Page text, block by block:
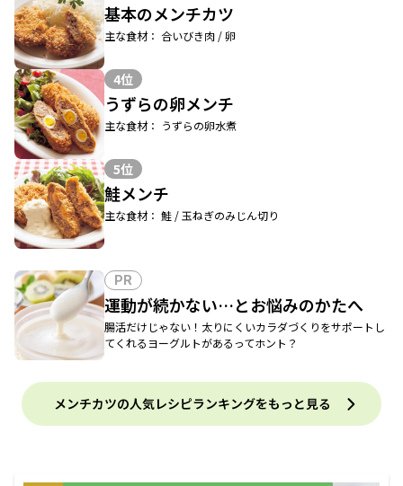
基本のメンチカツ
主な食材： 合いびき肉 / 卵
4位
うずらの卵メンチ
主な食材： うずらの卵水煮
5位
鮭メンチ
主な食材： 鮭 / 玉ねぎのみじん切り
PR
運動が続かない…とお悩みのかたへ
腸活だけじゃない！太りにくいカラダづくりをサポートし
てくれるヨーグルトがあるってホント？
メンチカツの人気レシピランキングをもっと見る